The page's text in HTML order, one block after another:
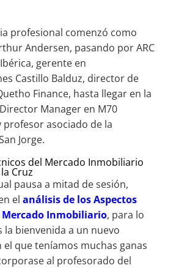
profesional comenzó como
Andersen, pasando por ARC
gerente en
Castillo Balduz, director de
Finance, hasta llegar en la
Manager en M70
profesor asociado de la
Jorge.
del Mercado Inmobiliario
Cruz
pausa a mitad de sesión,
el análisis de los Aspectos
Mercado Inmobiliario, para lo
la bienvenida a un nuevo
el que teníamos muchas ganas
al profesorado del